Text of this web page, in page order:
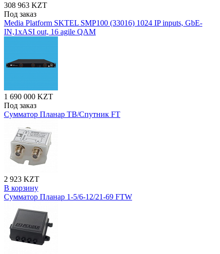
308 963 KZT
Под заказ
Media Platform SKTEL SMP100 (33016) 1024 IP inputs, GbE-
IN,1xASI out, 16 agile QAM
1 690 000 KZT
Под заказ
Сумматор Планар ТВ/Cпутник FT
2 923 KZT
В корзину
Сумматор Планар 1-5/6-12/21-69 FTW